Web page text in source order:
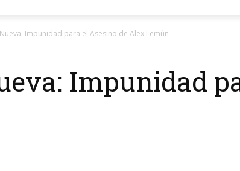
Impunidad para el Asesino de Alex Lemún
Impunidad